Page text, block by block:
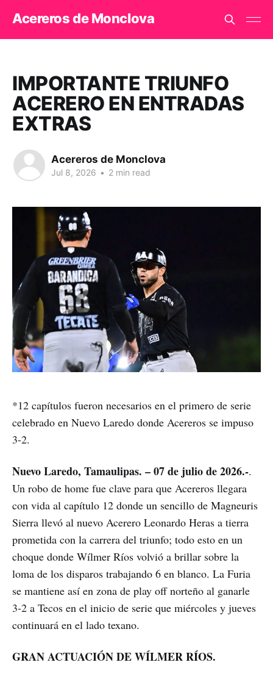
Acereros de Monclova
IMPORTANTE TRIUNFO
ACERERO EN ENTRADAS
EXTRAS
Acereros de Monclova
Jul 8, 2026 • 2 min read
*12 capítulos fueron necesarios en el primero de serie
celebrado en Nuevo Laredo donde Acereros se impuso
3-2.
Nuevo Laredo, Tamaulipas. – 07 de julio de 2026.-.
Un robo de home fue clave para que Acereros llegara
con vida al capítulo 12 donde un sencillo de Magneuris
Sierra llevó al nuevo Acerero Leonardo Heras a tierra
prometida con la carrera del triunfo; todo esto en un
choque donde Wílmer Ríos volvió a brillar sobre la
loma de los disparos trabajando 6 en blanco. La Furia
se mantiene así en zona de play off norteño al ganarle
3-2 a Tecos en el inicio de serie que miércoles y jueves
continuará en el lado texano.
GRAN ACTUACIÓN DE WÍLMER RÍOS.